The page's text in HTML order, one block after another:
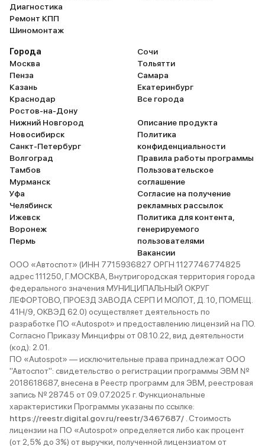
Диагностика
Ремонт КПП
Шиномонтаж
Города
Москва
Пенза
Казань
Краснодар
Ростов-на-Дону
Нижний Новгород
Новосибирск
Санкт-Петербург
Волгоград
Тамбов
Мурманск
Уфа
Челябинск
Ижевск
Воронеж
Пермь
Сочи
Тольятти
Самара
Екатеринбург
Все города
Описание продукта
Политика
конфиденциальности
Правила работы программы
Пользовательское
соглашение
Согласие на получение
рекламных рассылок
Политика для контента,
генерируемого
пользователями
Вакансии
ООО «Автоспот» (ИНН 7715936827 ОРГН 1127746774825
адрес 111250, Г.МОСКВА, Внутригородская территория города
федерального значения МУНИЦИПАЛЬНЫЙ ОКРУГ
ЛЕФОРТОВО, ПРОЕЗД ЗАВОДА СЕРП И МОЛОТ, Д. 10, ПОМЕЩ.
41Н/9, ОКВЭД 62.0) осуществляет деятельность по
разработке ПО «Autospot» и предоставлению лицензий на ПО.
Согласно Приказу Минцифры от 08.10.22, вид деятельности
(код): 2.01.
ПО «Autospot» — исключительные права принадлежат ООО
"Автоспот": свидетельство о регистрации программы ЭВМ №
2018618687, внесена в Реестр программ для ЭВМ, реестровая
запись № 28745 от 09.07.2025 г. Функциональные
характеристики Программы указаны по ссылке:
https://reestr.digital.gov.ru/reestr/3467687/ . Стоимость
лицензии на ПО «Autospot» определяется либо как процент
(от 2,5% до 3%) от выручки, полученной лицензиатом от